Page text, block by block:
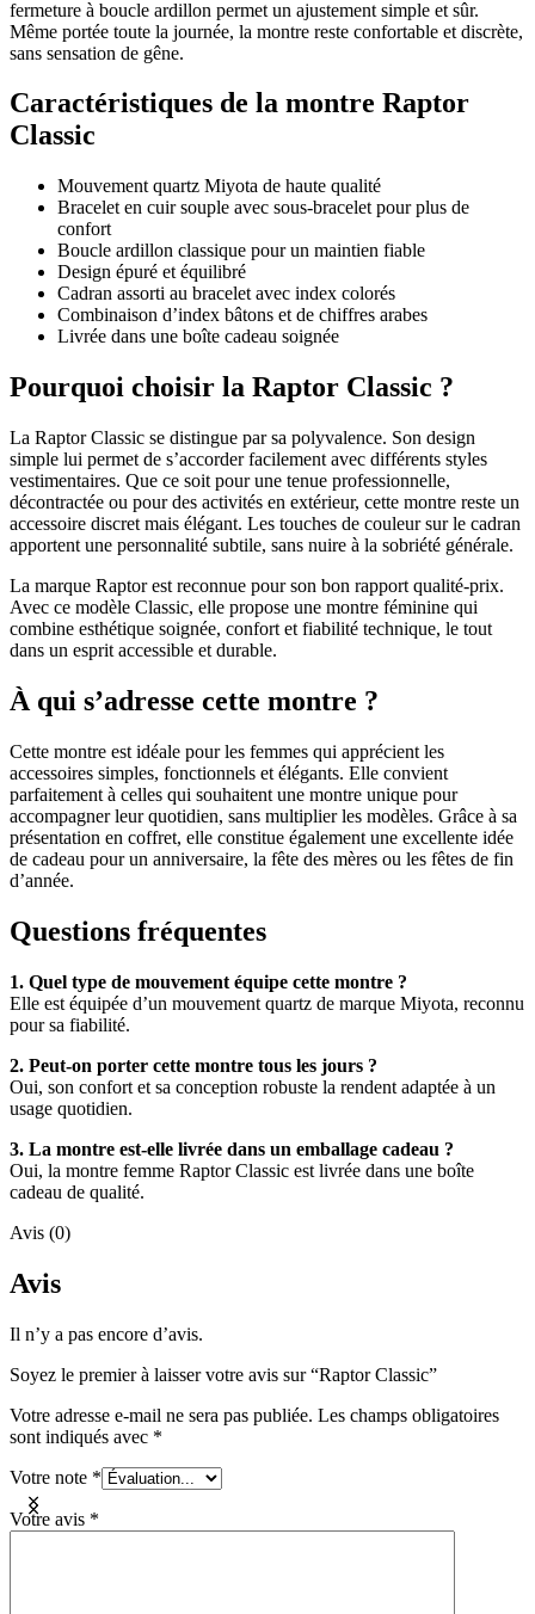
fermeture à boucle ardillon permet un ajustement simple et sûr.
Même portée toute la journée, la montre reste confortable et discrète,
sans sensation de gêne.
Caractéristiques de la montre Raptor
Classic
Mouvement quartz Miyota de haute qualité
Bracelet en cuir souple avec sous-bracelet pour plus de
confort
Boucle ardillon classique pour un maintien fiable
Design épuré et équilibré
Cadran assorti au bracelet avec index colorés
Combinaison d’index bâtons et de chiffres arabes
Livrée dans une boîte cadeau soignée
Pourquoi choisir la Raptor Classic ?
La Raptor Classic se distingue par sa polyvalence. Son design
simple lui permet de s’accorder facilement avec différents styles
vestimentaires. Que ce soit pour une tenue professionnelle,
décontractée ou pour des activités en extérieur, cette montre reste un
accessoire discret mais élégant. Les touches de couleur sur le cadran
apportent une personnalité subtile, sans nuire à la sobriété générale.
La marque Raptor est reconnue pour son bon rapport qualité-prix.
Avec ce modèle Classic, elle propose une montre féminine qui
combine esthétique soignée, confort et fiabilité technique, le tout
dans un esprit accessible et durable.
À qui s’adresse cette montre ?
Cette montre est idéale pour les femmes qui apprécient les
accessoires simples, fonctionnels et élégants. Elle convient
parfaitement à celles qui souhaitent une montre unique pour
accompagner leur quotidien, sans multiplier les modèles. Grâce à sa
présentation en coffret, elle constitue également une excellente idée
de cadeau pour un anniversaire, la fête des mères ou les fêtes de fin
d’année.
Questions fréquentes
1. Quel type de mouvement équipe cette montre ?
Elle est équipée d’un mouvement quartz de marque Miyota, reconnu
pour sa fiabilité.
2. Peut-on porter cette montre tous les jours ?
Oui, son confort et sa conception robuste la rendent adaptée à un
usage quotidien.
3. La montre est-elle livrée dans un emballage cadeau ?
Oui, la montre femme Raptor Classic est livrée dans une boîte
cadeau de qualité.
Avis (0)
Avis
Il n’y a pas encore d’avis.
Soyez le premier à laisser votre avis sur “Raptor Classic”
Votre adresse e-mail ne sera pas publiée. Les champs obligatoires
sont indiqués avec *
Votre note *
Votre avis *